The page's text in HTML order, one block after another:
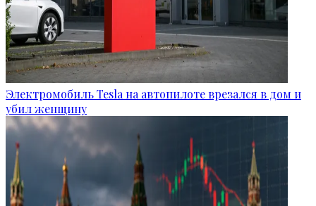
Электромобиль Tesla на автопилоте врезался в дом и
убил женщину